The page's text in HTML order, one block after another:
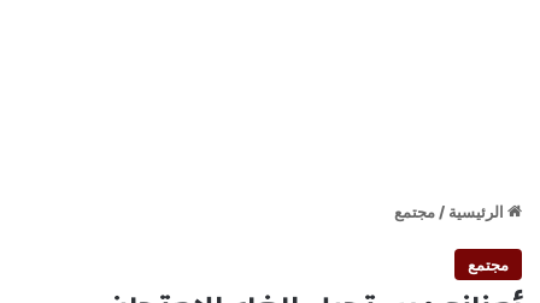
الرئيسية / مجتمع
مجتمع